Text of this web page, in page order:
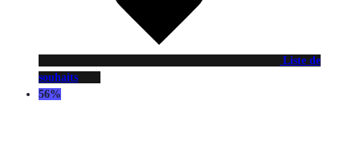
Liste de
souhaits
56%